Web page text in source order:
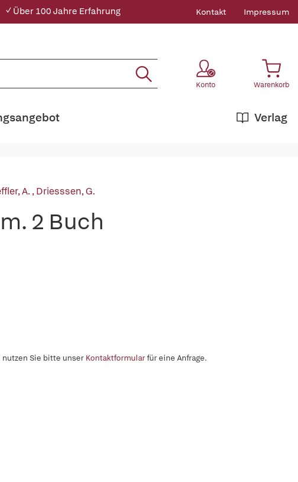
✓ Über 100 Jahre Erfahrung Kontakt Impressum
Konto Warenkorb
Verlag
A.,Driesssen, G.
2 Buch
nutzen Sie bitte unser Kontaktformularfür eine Anfrage.